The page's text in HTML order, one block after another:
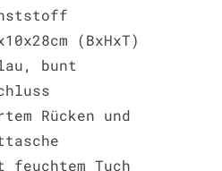
(BxHxT)
bunt
Rücken und
feuchtem Tuch